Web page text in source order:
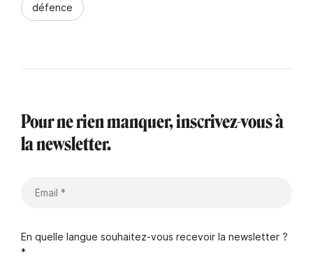
défence
Pour ne rien manquer, inscrivez-vous à
la newsletter.
En quelle langue souhaitez-vous recevoir la newsletter ?
*